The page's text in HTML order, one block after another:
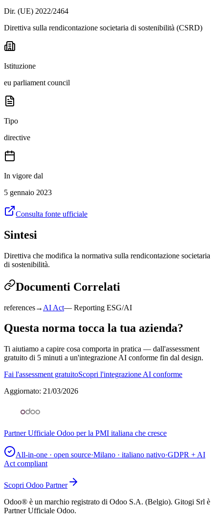
Dir. (UE) 2022/2464
Direttiva sulla rendicontazione societaria di sostenibilità (CSRD)
Istituzione
eu parliament council
Tipo
directive
In vigore dal
5 gennaio 2023
Consulta fonte ufficiale
Sintesi
Direttiva che modifica la normativa sulla rendicontazione societaria
di sostenibilità.
Documenti Correlati
references→ AI Act— Reporting ESG/AI
Questa norma tocca la tua azienda?
Ti aiutiamo a capire cosa comporta in pratica — dall'assessment
gratuito di 5 minuti a un'integrazione AI conforme fin dal design.
Fai l'assessment gratuitoScopri l'integrazione AI conforme
Aggiornato: 21/03/2026
Partner Ufficiale Odoo per la PMI italiana che cresce
All-in-one · open source·Milano · italiano nativo·GDPR + AI
Act compliant
Scopri Odoo Partner
Odoo® è un marchio registrato di Odoo S.A. (Belgio). Gitogi Srl è
Partner Ufficiale Odoo.